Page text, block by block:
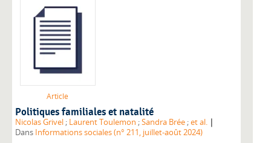
Article
Politiques familiales et natalité
Nicolas Grivel ; Laurent Toulemon ;Sandra Brée ;et al. |
Dans Informations sociales (n° 211, juillet-août 2024)